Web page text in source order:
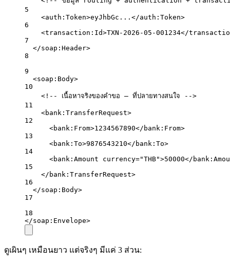
5
<auth:Token>eyJhbGc...</auth:Token>
6
<transaction:Id>TXN-2026-05-001234</
7
</soap:Header>
8
9
<soap:Body>
10
<!-- เนื้อหาจริงของคำขอ — ที่ปลายทางสนใจ -->
11
<bank:TransferRequest>
12
<bank:From>1234567890</ bank:From>
13
<bank:To>9876543210</ bank:To>
14
<bank:Amount currency="THB">50000</
15
</ bank:TransferRequest>
16
</soap:Body>
17
18
</soap:Envelope>
ดูเผินๆ เหมือนยาว แต่จริงๆ มีแค่ 3 ส่วน: